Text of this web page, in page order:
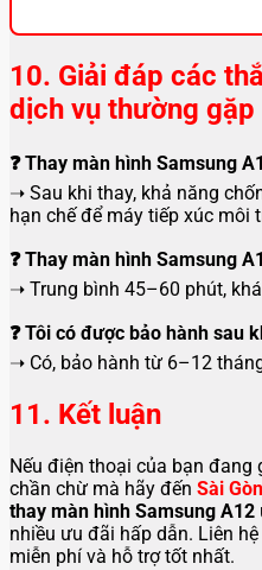
10. Giải đáp các
dịch vụ thường gặp
❓ Thay màn hình Samsung
➝ Sau khi thay, khả năng
hạn chế để máy tiếp xúc môi
❓ Thay màn hình Samsung
➝ Trung bình 45–60 phút,
❓ Tôi có được bảo hành sau
➝ Có, bảo hành từ 6–12
11. Kết luận
Nếu điện thoại của bạn đang
chần chừ mà hãy đến Sài
thay màn hình Samsung A12
nhiều ưu đãi hấp dẫn. Liên
miễn phí và hỗ trợ tốt nhất.